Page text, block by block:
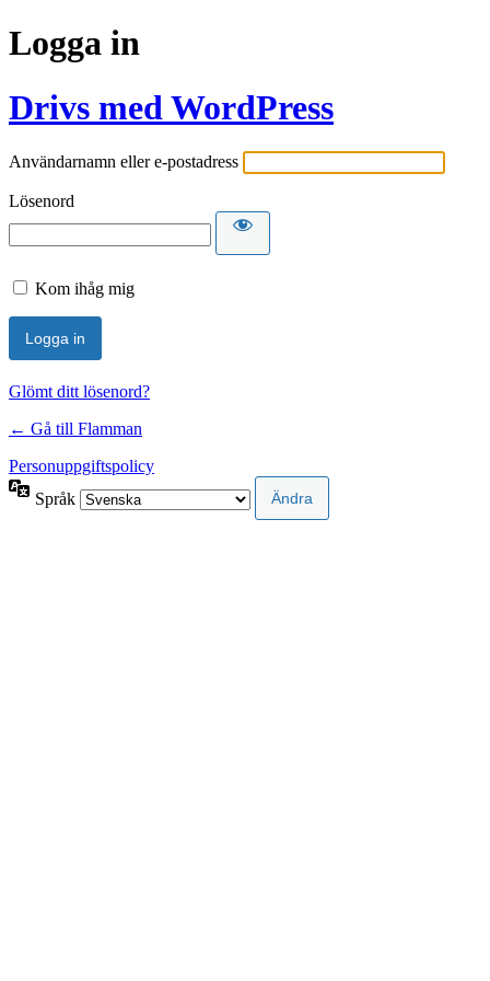
Logga in
Drivs med WordPress
Användarnamn eller e-postadress
Lösenord
Kom ihåg mig
Glömt ditt lösenord?
← Gå till Flamman
Personuppgiftspolicy
Språk